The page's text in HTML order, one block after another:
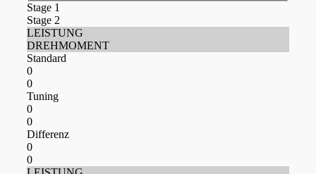
Stage 1
Stage 2
LEISTUNG
DREHMOMENT
Standard
0
0
Tuning
0
0
Differenz
0
0